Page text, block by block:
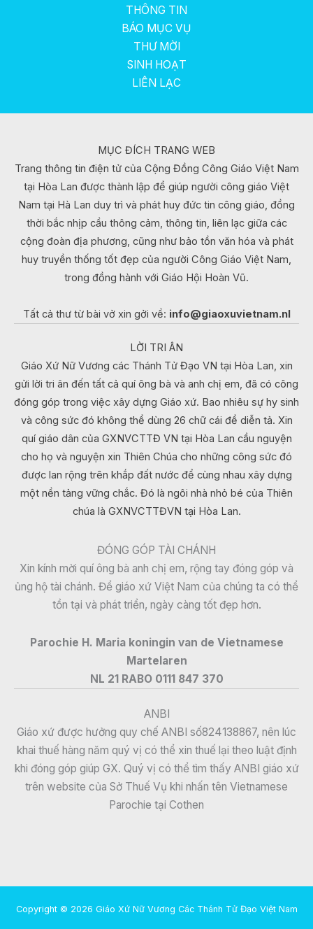
THÔNG TIN
BÁO MỤC VỤ
THƯ MỜI
SINH HOẠT
LIÊN LẠC
MỤC ĐÍCH TRANG WEB
Trang thông tin điện tử của Cộng Đồng Công Giáo Việt Nam
tại Hòa Lan được thành lập để giúp người công giáo Việt
Nam tại Hà Lan duy trì và phát huy đức tin công giáo, đồng
thời bắc nhịp cầu thông cảm, thông tin, liên lạc giữa các
cộng đoàn địa phương, cũng như bảo tồn văn hóa và phát
huy truyền thống tốt đẹp của người Công Giáo Việt Nam,
trong đồng hành với Giáo Hội Hoàn Vũ.
Tất cả thư từ bài vở xin gởi về: info@giaoxuvietnam.nl
LỜI TRI ÂN
Giáo Xứ Nữ Vương các Thánh Tử Đạo VN tại Hòa Lan, xin
gửi lời tri ân đến tất cả quí ông bà và anh chị em, đã có công
đóng góp trong việc xây dựng Giáo xứ. Bao nhiêu sự hy sinh
và công sức đó không thể dùng 26 chữ cái để diễn tả. Xin
quí giáo dân của GXNVCTTĐ VN tại Hòa Lan cầu nguyện
cho họ và nguyện xin Thiên Chúa cho những công sức đó
được lan rộng trên khắp đất nước để cùng nhau xây dựng
một nền tảng vững chắc. Đó là ngôi nhà nhỏ bé của Thiên
chúa là GXNVCTTĐVN tại Hòa Lan.
ĐÓNG GÓP TÀI CHÁNH
Xin kính mời quí ông bà anh chị em, rộng tay đóng góp và
ủng hộ tài chánh. Để giáo xứ Việt Nam của chúng ta có thể
tồn tại và phát triển, ngày càng tốt đẹp hơn.
Parochie H. Maria koningin van de Vietnamese
Martelaren
NL 21 RABO 0111 847 370
ANBI
Giáo xứ được hưởng quy chế ANBI số824138867, nên lúc
khai thuế hàng năm quý vị có thể xin thuế lại theo luật định
khi đóng góp giúp GX. Quý vị có thể tìm thấy ANBI giáo xứ
trên website của Sở Thuế Vụ khi nhấn tên Vietnamese
Parochie tại Cothen
Copyright © 2026 Giáo Xứ Nữ Vương Các Thánh Tử Đạo Việt Nam